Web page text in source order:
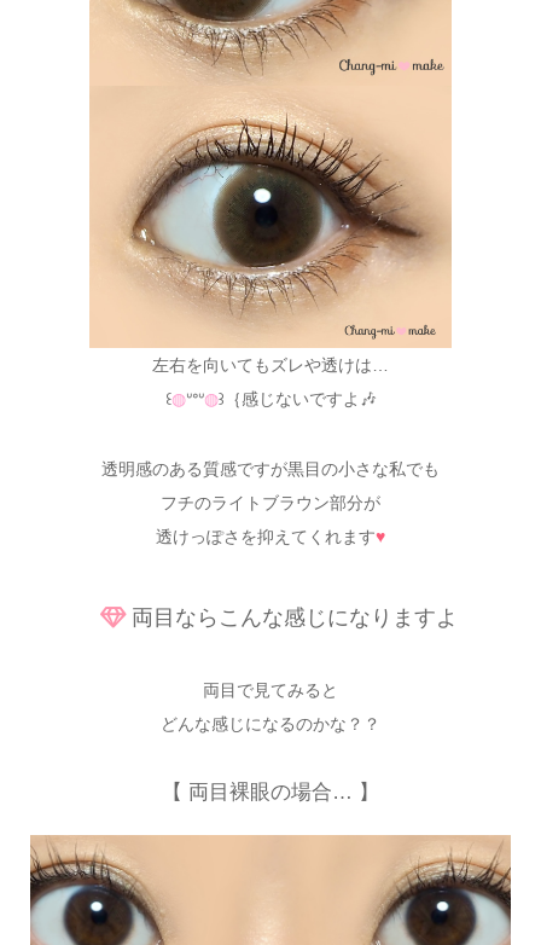
左右を向いてもズレや透けは…
꒰◍ᐡᐤᐡ◍꒱｛感じないですよ🎶
透明感のある質感ですが黒目の小さな私でも
フチのライトブラウン部分が
透けっぽさを抑えてくれます♥
両目ならこんな感じになりますよ
両目で見てみると
どんな感じになるのかな？？
【 両目裸眼の場合… 】